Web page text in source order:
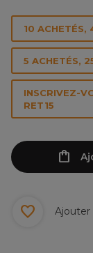
10 ACHETÉS,
5 ACHETÉS,
INSCRIVEZ-
RET15
Ajouter